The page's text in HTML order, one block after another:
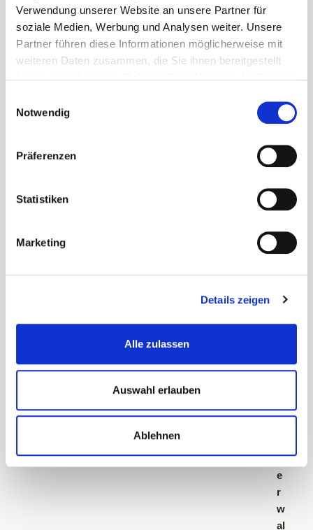
Verwendung unserer Website an unsere Partner für
soziale Medien, Werbung und Analysen weiter. Unsere
Partner führen diese Informationen möglicherweise mit
weiteren Daten zusammen, die Sie ihnen bereitgestellt
Notwendig
Präferenzen
Statistiken
Marketing
Details zeigen
Alle zulassen
Auswahl erlauben
Ablehnen
A
e
ei
V
e
r
w
al